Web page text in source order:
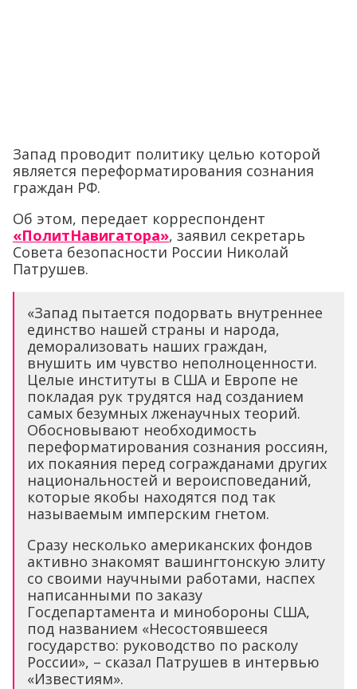
Запад проводит политику целью которой
является переформатирования сознания
граждан РФ.
Об этом, передает корреспондент
«ПолитНавигатора», заявил секретарь
Совета безопасности России Николай
Патрушев.
«Запад пытается подорвать внутреннее
единство нашей страны и народа,
деморализовать наших граждан,
внушить им чувство неполноценности.
Целые институты в США и Европе не
покладая рук трудятся над созданием
самых безумных лженаучных теорий.
Обосновывают необходимость
переформатирования сознания россиян,
их покаяния перед согражданами других
национальностей и вероисповеданий,
которые якобы находятся под так
называемым имперским гнетом.
Сразу несколько американских фондов
активно знакомят вашингтонскую элиту
со своими научными работами, наспех
написанными по заказу
Госдепартамента и минобороны США,
под названием «Несостоявшееся
государство: руководство по расколу
России», – сказал Патрушев в интервью
«Известиям».